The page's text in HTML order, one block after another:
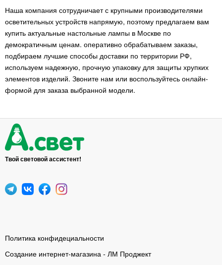
Наша компания сотрудничает с крупными производителями
осветительных устройств напрямую, поэтому предлагаем вам
купить актуальные настольные лампы в Москве по
демократичным ценам. оперативно обрабатываем заказы,
подбираем лучшие способы доставки по территории РФ,
используем надежную, прочную упаковку для защиты хрупких
элементов изделий. Звоните нам или воспользуйтесь онлайн-
формой для заказа выбранной модели.
Твой световой ассистент!
Политика конфидециальности
Создание интернет-магазина - ЛМ Проджект